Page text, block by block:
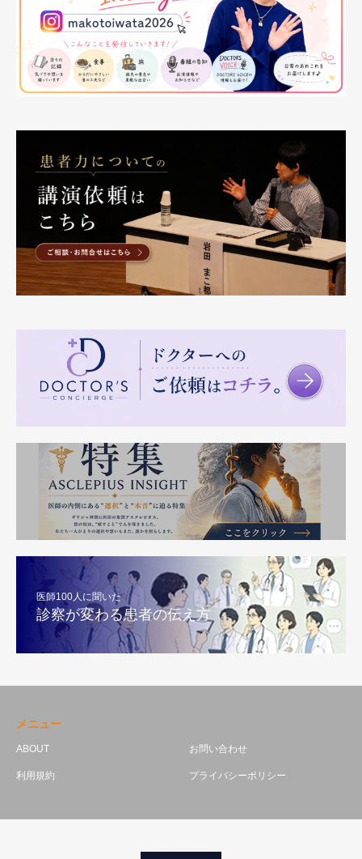
医師100人に聞いた
診察が変わる患者の伝え方
メニュー
ABOUT お問い合わせ
利用規約 プライバシーポリシー